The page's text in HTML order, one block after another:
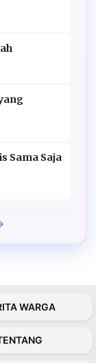
Sama Saja
WARGA